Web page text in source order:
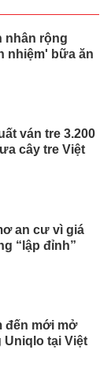
nhân rộng
nhiệm' bữa ăn
ván tre 3.200
cây tre Việt
an cư vì giá
“lập đỉnh”
đến mới mở
tại Việt